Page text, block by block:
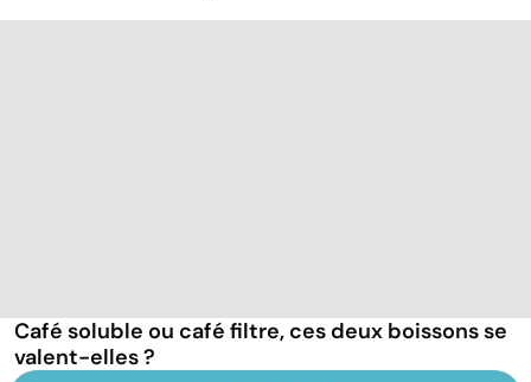
Café soluble ou café filtre, ces deux boissons se
valent-elles ?